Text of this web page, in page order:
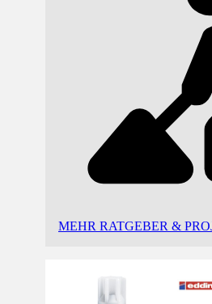
MEHR RATGEBER &